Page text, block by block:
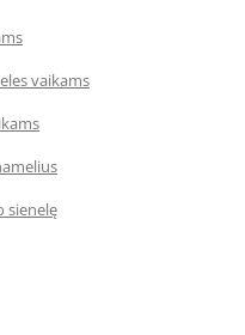
vaikams
sienelę